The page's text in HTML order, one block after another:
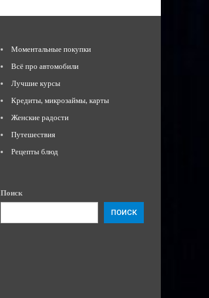
Моментальные покупки
Всё про автомобили
Лучшие курсы
Кредиты, микрозаймы, карты
Женские радости
Путешествия
Рецепты блюд
Поиск
ПОИСК